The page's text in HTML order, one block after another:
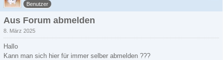
Benutzer
Aus Forum abmelden
8. März 2025
Hallo
Kann man sich hier für immer selber abmelden ???